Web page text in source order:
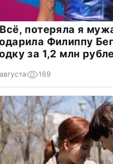
потеряла я
Филиппу
за 1,2 млн
169